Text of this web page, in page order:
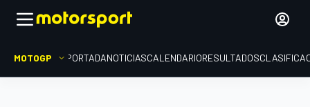
MOTOGP PORTADANOTICIASCALENDARIORESULTADOS